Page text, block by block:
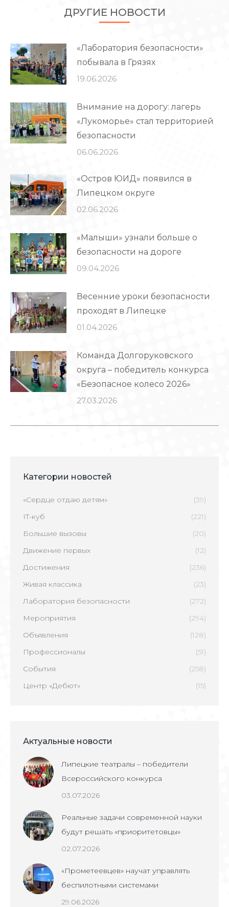
ДРУГИЕ НОВОСТИ
«Лаборатория безопасности»
побывала в Грязях
19.06.2026
Внимание на дорогу: лагерь
«Лукоморье» стал территорией
безопасности
06.06.2026
«Остров ЮИД» появился в
Липецком округе
02.06.2026
«Малыши» узнали больше о
безопасности на дороге
09.04.2026
Весенние уроки безопасности
проходят в Липецке
01.04.2026
Команда Долгоруковского
округа – победитель конкурса
«Безопасное колесо 2026»
27.03.2026
Категории новостей
«Сердце отдаю детям»
(39)
IT-куб
(221)
Большие вызовы
(20)
Движение первых
(12)
Достижения
(236)
Живая классика
(23)
Лаборатория безопасности
(272)
Мероприятия
(294)
Объявления
(128)
Профессионалы
(51)
События
(258)
Центр «Дебют»
(15)
Актуальные новости
Липецкие театралы – победители
Всероссийского конкурса
03.07.2026
Реальные задачи современной науки
будут решать «приоритетовцы»
02.07.2026
«Прометеевцев» научат управлять
беспилотными системами
29.06.2026